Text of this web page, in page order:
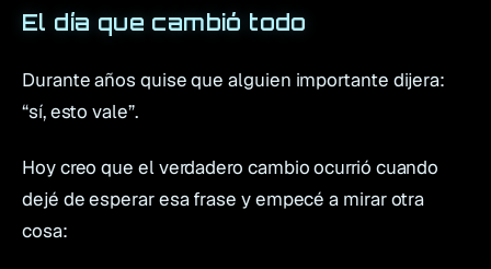
El día que cambió todo
Durante años quise que alguien importante dijera:
“sí, esto vale”.
Hoy creo que el verdadero cambio ocurrió cuando
dejé de esperar esa frase y empecé a mirar otra
cosa: